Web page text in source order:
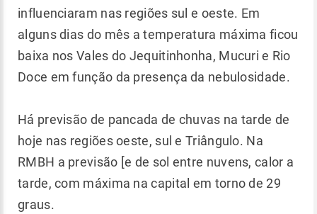
influenciaram nas regiões sul e oeste. Em
alguns dias do mês a temperatura máxima ficou
baixa nos Vales do Jequitinhonha, Mucuri e Rio
Doce em função da presença da nebulosidade.
Há previsão de pancada de chuvas na tarde de
hoje nas regiões oeste, sul e Triângulo. Na
RMBH a previsão [e de sol entre nuvens, calor a
tarde, com máxima na capital em torno de 29
graus.